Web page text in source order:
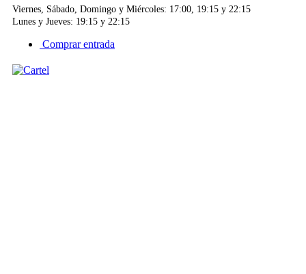
Viernes, Sábado, Domingo y Miércoles: 17:00, 19:15 y 22:15
Lunes y Jueves: 19:15 y 22:15
Comprar entrada